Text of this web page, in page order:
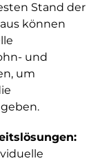
Stand der
können
und
um